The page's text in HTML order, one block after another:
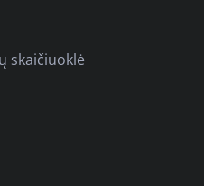
skaičiuoklė